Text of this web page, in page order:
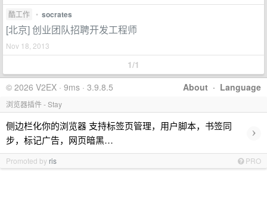
酷工作 • socrates
[北京] 创业团队招聘开发工程师
Nov 18, 2013
1/1
About · Language
© 2026 V2EX · 9ms · 3.9.8.5
浏览器插件 - Stay
侧边栏化你的浏览器 支持标签页管理，用户脚本，书签同
步，标记广告，网页暗黑…
›
Promoted by ris PRO